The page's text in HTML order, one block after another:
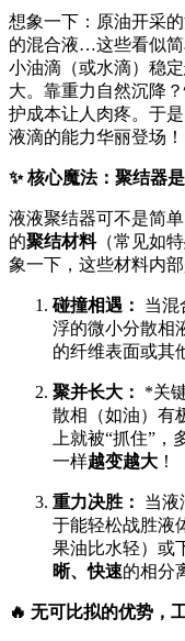
想象一下：原油开采
的混合液…这些看似简
小油滴（或水滴）稳
大。靠重力自然沉降
护成本让人肉疼。于是
液滴的能力华丽登场！
✨ 核心魔法：聚结器
液液聚结器可不是简
的聚结材料（常见如
象一下，这些材料内
碰撞相遇：
当混
浮的微小分散相
的纤维表面或其
聚并长大：
*关
散相（如油）有
上就被“抓住”
一样越变越大 ！
重力决胜：
当液
于能轻松战胜液
果油比水轻）或
晰、快速的相分
🔥 无可比拟的优势，